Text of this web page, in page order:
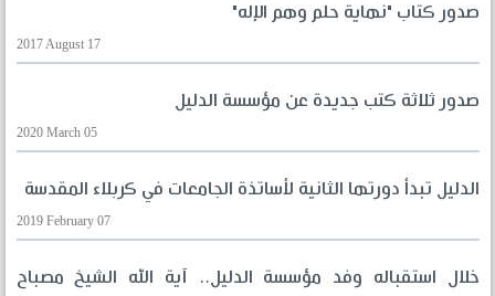
صدور كتاب "نهاية حلم وهم الإله"
2017 August 17
صدور ثلاثة كتب جديدة عن مؤسسة الدليل
2020 March 05
الدليل تبدأ دورتها الثانية لأساتذة الجامعات في كربلاء المقدسة
2019 February 07
خلال استقباله وفد مؤسسة الدليل.. آية الله الشيخ مصباح